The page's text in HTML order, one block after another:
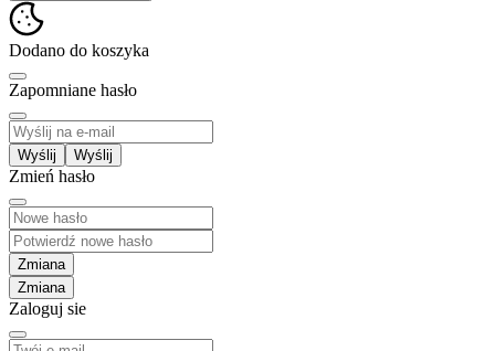
Dodano do koszyka
Zapomniane hasło
Wyślij
Zmień hasło
Zmiana
Zaloguj sie